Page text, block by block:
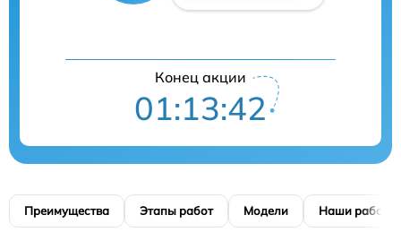
Конец акции
01:13:41
Преимущества Этапы работ Модели Наши работы